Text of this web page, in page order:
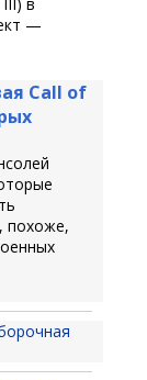
—
Call of
похоже,